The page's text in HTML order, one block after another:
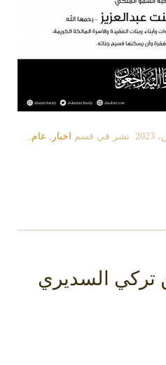
. نشر في قسم اخبار , عام,
تركي السديري